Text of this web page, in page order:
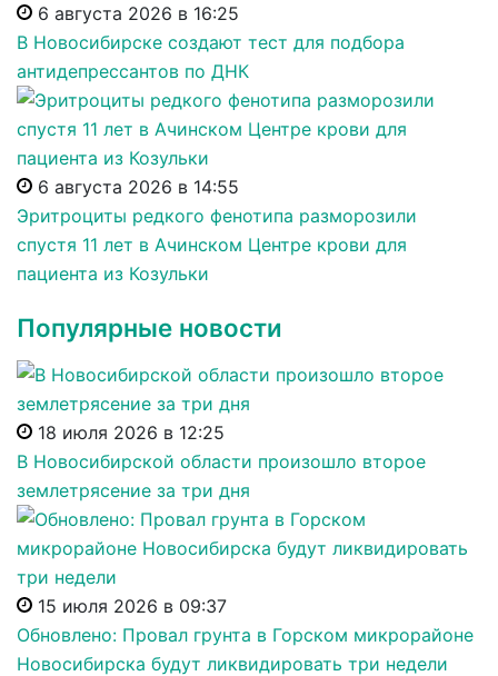
6 августа 2026 в 16:25
В Новосибирске создают тест для подбора
антидепрессантов по ДНК
6 августа 2026 в 14:55
Эритроциты редкого фенотипа разморозили
спустя 11 лет в Ачинском Центре крови для
пациента из Козульки
Популярные новости
18 июля 2026 в 12:25
В Новосибирской области произошло второе
землетрясение за три дня
15 июля 2026 в 09:37
Обновлено: Провал грунта в Горском микрорайоне
Новосибирска будут ликвидировать три недели